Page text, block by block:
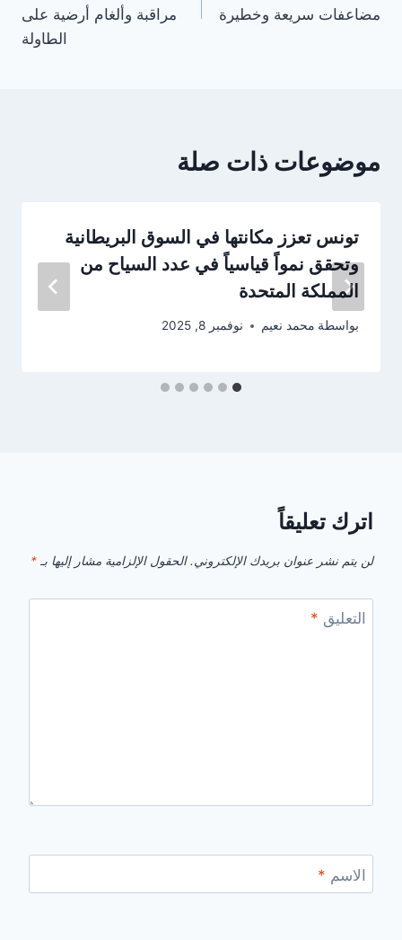
مضاعفات سريعة وخطيرة
مراقبة وألغام أرضية على
الطاولة
موضوعات ذات صلة
تونس تعزز مكانتها في السوق البريطانية
وتحقق نمواً قياسياً في عدد السياح من
المملكة المتحدة
بواسطة محمد نعيم نوفمبر 8, 2025
اترك تعليقاً
لن يتم نشر عنوان بريدك الإلكتروني. الحقول الإلزامية مشار إليها بـ *
التعليق *
الاسم *